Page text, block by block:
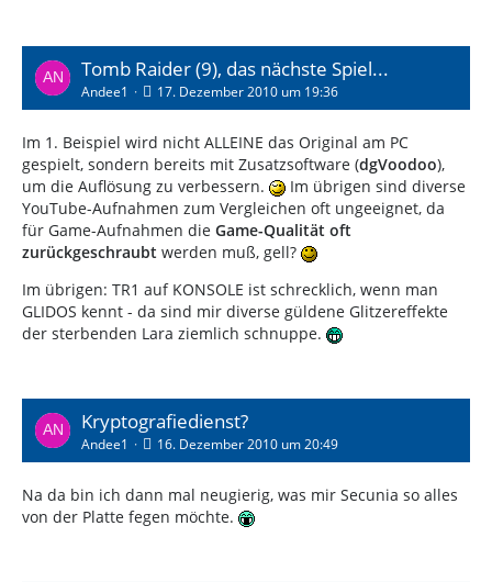
Tomb Raider (9), das nächste Spiel...
Andee1 17. Dezember 2010 um 19:36
Im 1. Beispiel wird nicht ALLEINE das Original am PC
gespielt, sondern bereits mit Zusatzsoftware (dgVoodoo),
um die Auflösung zu verbessern.
Im übrigen sind diverse
YouTube-Aufnahmen zum Vergleichen oft ungeeignet, da
für Game-Aufnahmen die Game-Qualität oft
zurückgeschraubt werden muß, gell?
Im übrigen: TR1 auf KONSOLE ist schrecklich, wenn man
GLIDOS kennt - da sind mir diverse güldene Glitzereffekte
der sterbenden Lara ziemlich schnuppe.
Kryptografiedienst?
Andee1 16. Dezember 2010 um 20:49
Na da bin ich dann mal neugierig, was mir Secunia so alles
von der Platte fegen möchte.